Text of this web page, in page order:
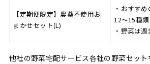
【定期便限定】農薬不使用お
まかせセット(L)
・おすす
12〜15種類
・野菜は週
他社の野菜宅配サービス各社の野菜セット